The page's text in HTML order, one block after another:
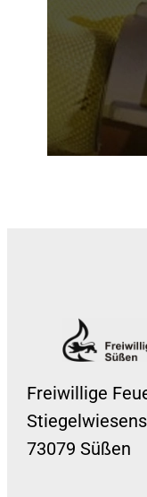
Freiwillige
73079 Süßen